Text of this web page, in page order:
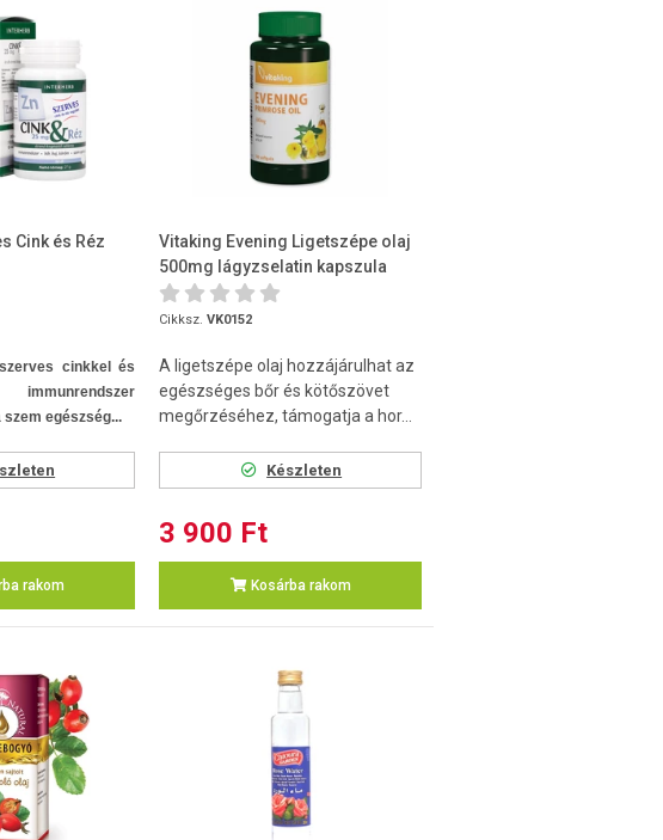
Cink és Réz
cinkkel és
egészség...
rakom
Vitaking Evening Ligetszépe olaj
500mg lágyzselatin kapszula
100db
Cikksz. VK0152
A ligetszépe olaj hozzájárulhat az
egészséges bőr és kötőszövet
megőrzéséhez, támogatja a hor...
Készleten
3 900 Ft
Kosárba rakom